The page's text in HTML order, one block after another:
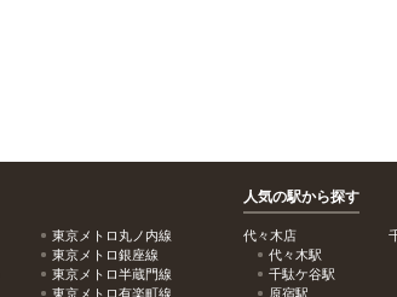
東京メトロ丸ノ内線
東京メトロ銀座線
東京メトロ半蔵門線
東京メトロ有楽町線
人気の駅から探す
代々木店
代々木駅
千駄ケ谷駅
原宿駅